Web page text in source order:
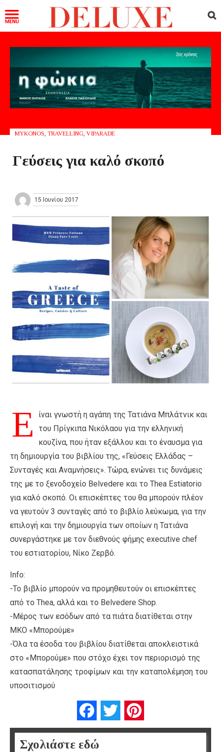
MYKONOS TRAVELLING VIPARADE
Γεύσεις για καλό σκοπό
15 Ιουνίου 2017
Ε
ίναι γνωστή η αγάπη της Τατιάνα Μπλάτνικ και
του Πρίγκιπα Νικόλαου για την ελληνική
κουζίνα, που ήταν εξάλλου και το έναυσμα για
τη δημιουργία του βιβλίου της, «Γεύσεις Ελλάδας –
Συνταγές και Αναμνήσεις». Τώρα, ενώνει τις δυνάμεις
της με το ξενοδοχείο Belvedere και το Τhea Εstiatorio
για καλό σκοπό. Οι επισκέπτες του θα μπορούν πλέον
να γευτούν 3 συνταγές από το βιβλίο λεύκωμα, για την
επιλογή και την δημιουργία των οποίων η Τατιάνα
συνεργάστηκε με τον διεθνούς φήμης executive chef
του εστιατορίου, Νίκο Ζερβό.
Ιnfo:
-Το βιβλίο μπορούν να προμηθευτούν οι επισκέπτες
από το Thea, αλλά και το Belvedere Shop.
-Μέρος των εσόδων από τα πιάτα διατίθεται στην
ΜΚΟ «Μπορούμε»
-Όλα τα έσοδα του βιβλίου διατίθεται αποκλειστικά
στο «Μπορούμε» που στόχο έχει τον περιορισμό της
κατασπατάλησης τροφίμων και την καταπολέμηση του
υποσιτισμού
FacebookTwitter
Σχολιάστε εδώ